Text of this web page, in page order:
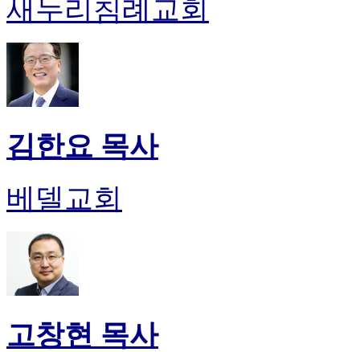
새누리침례교회
김한요 목사
베델교회
고창현 목사